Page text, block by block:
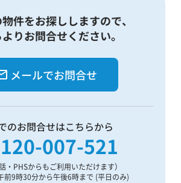
件をお探ししますので、
りお問合せください。
メールでお問合せ
のお問合せはこちらから
007-521
・PHSからもご利用いただけます）
前9時30分から午後6時まで (平日のみ)